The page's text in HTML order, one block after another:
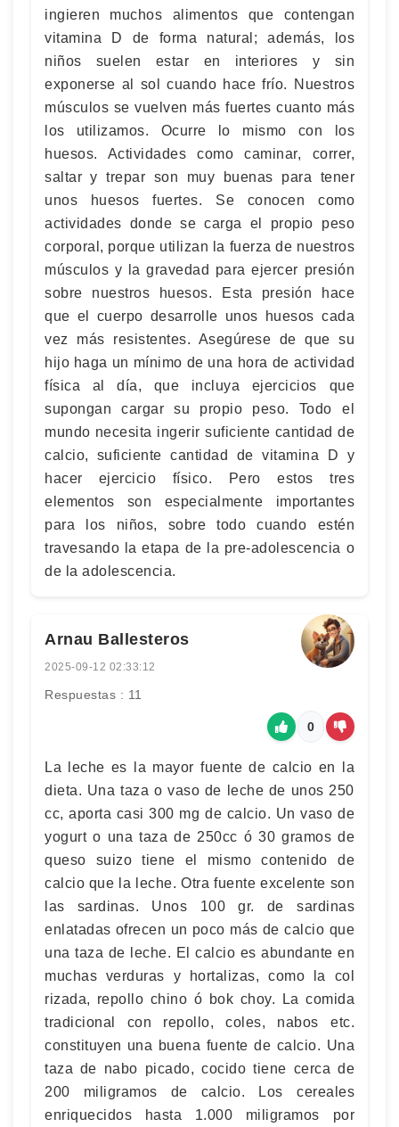
ingieren muchos alimentos que contengan
vitamina D de forma natural; además, los
niños suelen estar en interiores y sin
exponerse al sol cuando hace frío. Nuestros
músculos se vuelven más fuertes cuanto más
los utilizamos. Ocurre lo mismo con los
huesos. Actividades como caminar, correr,
saltar y trepar son muy buenas para tener
unos huesos fuertes. Se conocen como
actividades donde se carga el propio peso
corporal, porque utilizan la fuerza de nuestros
músculos y la gravedad para ejercer presión
sobre nuestros huesos. Esta presión hace
que el cuerpo desarrolle unos huesos cada
vez más resistentes. Asegúrese de que su
hijo haga un mínimo de una hora de actividad
física al día, que incluya ejercicios que
supongan cargar su propio peso. Todo el
mundo necesita ingerir suficiente cantidad de
calcio, suficiente cantidad de vitamina D y
hacer ejercicio físico. Pero estos tres
elementos son especialmente importantes
para los niños, sobre todo cuando estén
travesando la etapa de la pre-adolescencia o
de la adolescencia.
Arnau Ballesteros
2025-09-12 02:33:12
Respuestas : 11
0
La leche es la mayor fuente de calcio en la
dieta. Una taza o vaso de leche de unos 250
cc, aporta casi 300 mg de calcio. Un vaso de
yogurt o una taza de 250cc ó 30 gramos de
queso suizo tiene el mismo contenido de
calcio que la leche. Otra fuente excelente son
las sardinas. Unos 100 gr. de sardinas
enlatadas ofrecen un poco más de calcio que
una taza de leche. El calcio es abundante en
muchas verduras y hortalizas, como la col
rizada, repollo chino ó bok choy. La comida
tradicional con repollo, coles, nabos etc.
constituyen una buena fuente de calcio. Una
taza de nabo picado, cocido tiene cerca de
200 miligramos de calcio. Los cereales
enriquecidos hasta 1.000 miligramos por